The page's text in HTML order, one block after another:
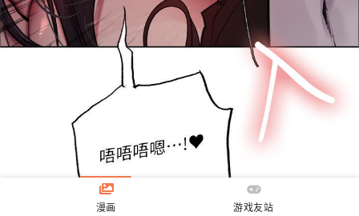
漫画 游戏友站